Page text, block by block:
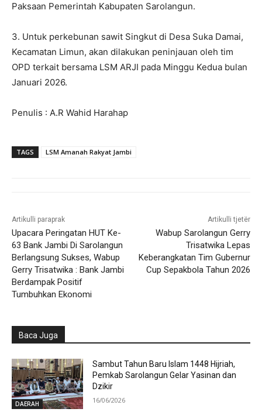
Paksaan Pemerintah Kabupaten Sarolangun.
3. Untuk perkebunan sawit Singkut di Desa Suka Damai,
Kecamatan Limun, akan dilakukan peninjauan oleh tim
OPD terkait bersama LSM ARJI pada Minggu Kedua bulan
Januari 2026.
Penulis : A.R Wahid Harahap
TAGS LSM Amanah Rakyat Jambi
Artikulli paraprak
Upacara Peringatan HUT Ke-
63 Bank Jambi Di Sarolangun
Berlangsung Sukses, Wabup
Gerry Trisatwika : Bank Jambi
Berdampak Positif
Tumbuhkan Ekonomi
Artikulli tjetër
Wabup Sarolangun Gerry
Trisatwika Lepas
Keberangkatan Tim Gubernur
Cup Sepakbola Tahun 2026
Baca Juga
DAERAH
Sambut Tahun Baru Islam 1448 Hijriah,
Pemkab Sarolangun Gelar Yasinan dan
Dzikir
16/06/2026